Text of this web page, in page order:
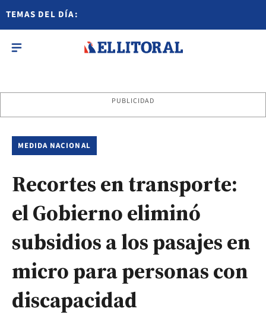
TEMAS DEL DÍA:
PUBLICIDAD
MEDIDA NACIONAL
Recortes en transporte:
el Gobierno eliminó
subsidios a los pasajes en
micro para personas con
discapacidad